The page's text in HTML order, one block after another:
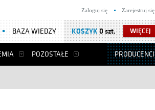
POZOSTAŁE PRODUCENCI
BAZA WIEDZY WIĘCEJ
KOSZYK0 szt.
Zaloguj się Zarejestruj się